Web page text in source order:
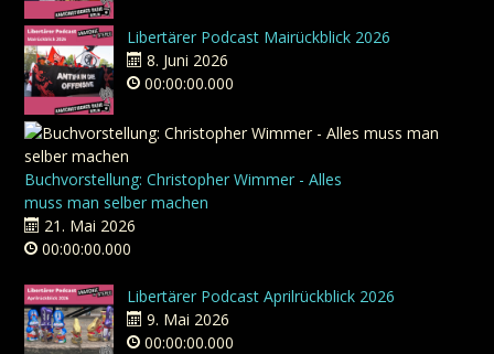
Libertärer Podcast Mairückblick 2026
8. Juni 2026
00:00:00.000
Buchvorstellung: Christopher Wimmer - Alles
muss man selber machen
21. Mai 2026
00:00:00.000
Libertärer Podcast Aprilrückblick 2026
9. Mai 2026
00:00:00.000